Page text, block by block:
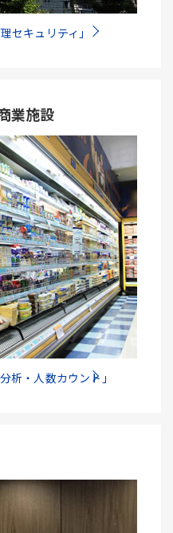
セキュリティ」
業施設
析・人数カウント」